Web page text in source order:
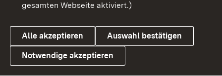
Link zum Landesportal
Cookies
gesamten Webseite aktiviert.)
Alle akzeptieren Auswahl bestätigen
Notwendige akzeptieren